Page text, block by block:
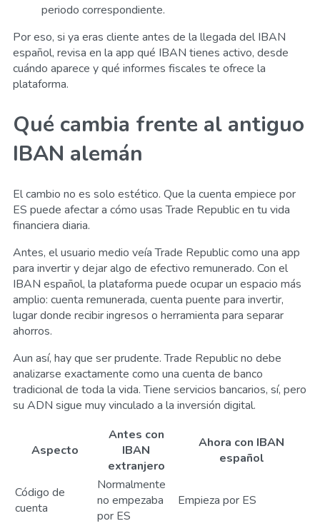
periodo correspondiente.
Por eso, si ya eras cliente antes de la llegada del IBAN
español, revisa en la app qué IBAN tienes activo, desde
cuándo aparece y qué informes fiscales te ofrece la
plataforma.
Qué cambia frente al antiguo
IBAN alemán
El cambio no es solo estético. Que la cuenta empiece por
ES puede afectar a cómo usas Trade Republic en tu vida
financiera diaria.
Antes, el usuario medio veía Trade Republic como una app
para invertir y dejar algo de efectivo remunerado. Con el
IBAN español, la plataforma puede ocupar un espacio más
amplio: cuenta remunerada, cuenta puente para invertir,
lugar donde recibir ingresos o herramienta para separar
ahorros.
Aun así, hay que ser prudente. Trade Republic no debe
analizarse exactamente como una cuenta de banco
tradicional de toda la vida. Tiene servicios bancarios, sí, pero
su ADN sigue muy vinculado a la inversión digital.
Aspecto
Antes con
IBAN
extranjero
Ahora con IBAN
español
Código de
cuenta
Normalmente
no empezaba
por ES
Empieza por ES